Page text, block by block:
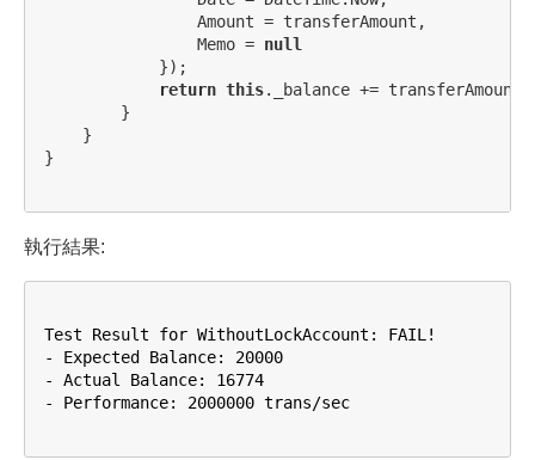
Amount = transferAmount ,
Memo = null
});
return this. _balance += transferAmount
}
}
}
執行結果:
Test Result for WithoutLockAccount: FAIL!
- Expected Balance: 20000
- Actual Balance: 16774
- Performance: 2000000 trans/sec